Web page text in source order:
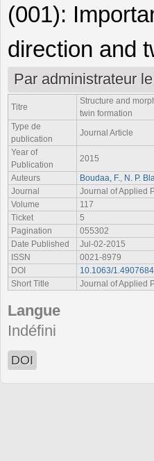
(001):
direction and
Par administrateurle
Titre
Structure and
twin formation
Type de
publication
Journal Article
Year of
Publication
2015
Auteurs
Boudaa, F. N. P.
Journal
Journal of Applied
Volume
117
Ticket
5
Pagination
055302
Date Published
Jul-02-2015
ISSN
0021-8979
DOI
10.1063/1.4907684
Short Title
Journal of Applied
Langue
Indéfini
DOI